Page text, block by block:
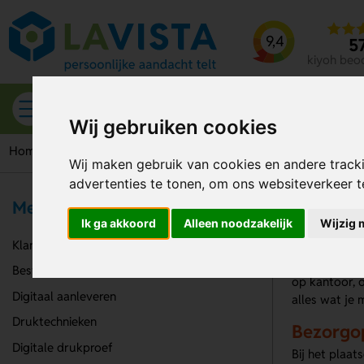
Wij gebruiken cookies
Wij maken gebruik van cookies en andere
advertenties te tonen, om ons websiteverkeer
Ik ga akkoord Alleen noodzakelijk Wijzig
9,4
kiyoh
Home
Bij Lavista
op kantoor,
alles wat je
Bij het
Meer informatie
Klantenservice
Bestelproces
Digitaal aanleveren
Druktechnieken
Digitale drukproef